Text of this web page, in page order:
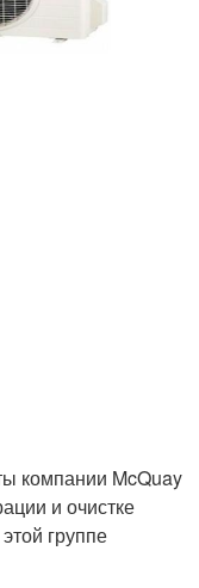
компании McQuay
и очистке
группе